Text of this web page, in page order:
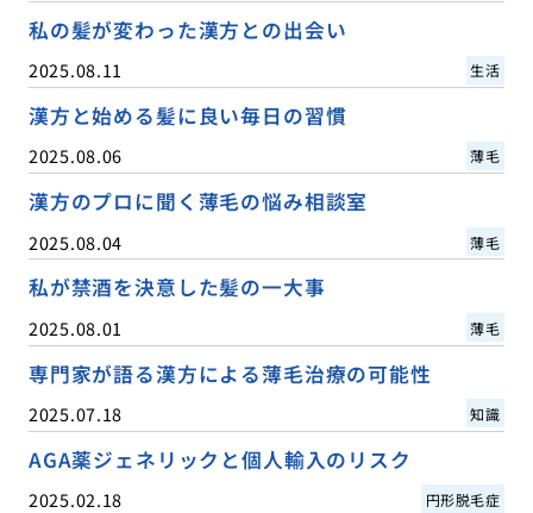
私の髪が変わった漢方との出会い
2025.08.11 生活
漢方と始める髪に良い毎日の習慣
2025.08.06 薄毛
漢方のプロに聞く薄毛の悩み相談室
2025.08.04 薄毛
私が禁酒を決意した髪の一大事
2025.08.01 薄毛
専門家が語る漢方による薄毛治療の可能性
2025.07.18 知識
AGA薬ジェネリックと個人輸入のリスク
2025.02.18 円形脱毛症